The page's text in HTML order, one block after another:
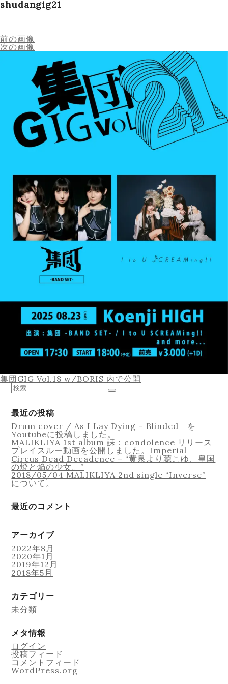
Works
Profile
Equipment
Online Recording
前の画像
次の画像
shudangig21
投
稿
集団GIG Vol.18 w/BORIS 内で公開
検
索
象:
検
最近の投稿
Drum cover / As I Lay Dying – Blinded を
Youtubeに投稿しました。
MALIKLIYA 1st album 誄：condolence リリース
プレイスルー動画を公開しました。Imperial
Circus Dead Decadence – “黄泉より聴こゆ、皇国
の燈と焔の少女。”
2018/05/04 MALIKLIYA 2nd single “Inverse”
について。
最近のコメント
アーカイブ
2022年8月
2020年1月
2019年12月
2018年5月
カテゴリー
未分類
メタ情報
ログイン
投稿フィード
コメントフィード
WordPress.org